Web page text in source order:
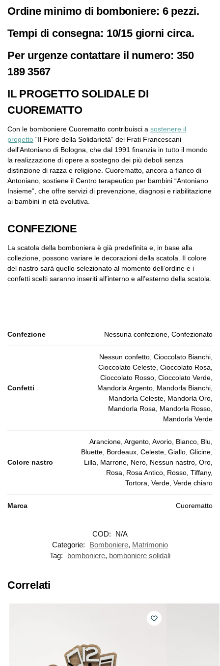
Ordine minimo di bomboniere: 6 pezzi.
Tempi di consegna: 10/15 giorni circa.
Per urgenze contattare il numero: 350
189 3567
IL PROGETTO SOLIDALE DI
CUOREMATTO
Con le bomboniere Cuorematto contribuisci a sostenere il
progetto “Il Fiore della Solidarietà” dei Frati Francescani
dell’Antoniano di Bologna, che dal 1991 finanzia in tutto il mondo
la realizzazione di opere a sostegno dei più deboli senza
distinzione di razza e religione. Cuorematto, ancora a fianco di
Antoniano, sostiene il Centro terapeutico per bambini “Antoniano
Insieme”, che offre servizi di prevenzione, diagnosi e riabilitazione
ai bambini in età evolutiva.
CONFEZIONE
La scatola della bomboniera è già predefinita e, in base alla
collezione, possono variare le decorazioni della scatola. Il colore
del nastro sarà quello selezionato al momento dell’ordine e i
confetti scelti saranno inseriti all’interno e all’esterno della scatola.
Confezione Nessuna confezione, Confezionato
Confetti
Nessun confetto, Cioccolato Bianchi,
Cioccolato Celeste, Cioccolato Rosa,
Cioccolato Rosso, Cioccolato Verde,
Mandorla Argento, Mandorla Bianchi,
Mandorla Celeste, Mandorla Oro,
Mandorla Rosa, Mandorla Rosso,
Mandorla Verde
Colore nastro
Arancione, Argento, Avorio, Bianco, Blu,
Bluette, Bordeaux, Celeste, Giallo, Glicine,
Lilla, Marrone, Nero, Nessun nastro, Oro,
Rosa, Rosa Antico, Rosso, Tiffany,
Tortora, Verde, Verde chiaro
Marca Cuorematto
COD:
N/A
Categorie:
Bomboniere, Matrimonio
Tag:
bomboniere, bomboniere solidali
Correlati